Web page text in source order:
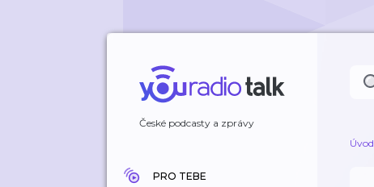
České podcasty a zprávy
PRO TEBE
Úvod